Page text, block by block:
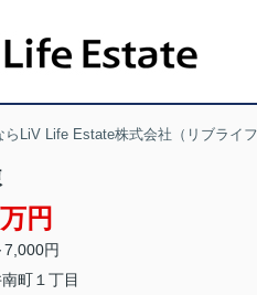
LiV Life Estate株式会社（リブライフ
円
円
町 １丁目